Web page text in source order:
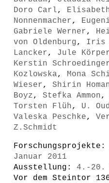
Doro Carl,
Nonnenmacher,
Gabriele Werner,
von Oldenburg, Iris
Lancker, Jule
Kerstin
Kozlowska, Mona
Wieser, Shirin
Boyz, Stefka Ammon,
Torsten Flüh, U.
Valeska Peschke,
Z.Schmidt
Forschungsprojekte:
Januar 2011
Ausstellung: 4.-20.
Vor dem Steintor